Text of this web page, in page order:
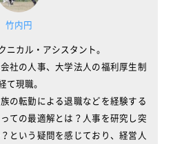
竹内円
カル・アシスタント。
社の人事、大学法人の福利厚生制
て現職。
の転勤による退職などを経験する
ての最適解とは？人事を研究し突
という疑問を感じており、経営人